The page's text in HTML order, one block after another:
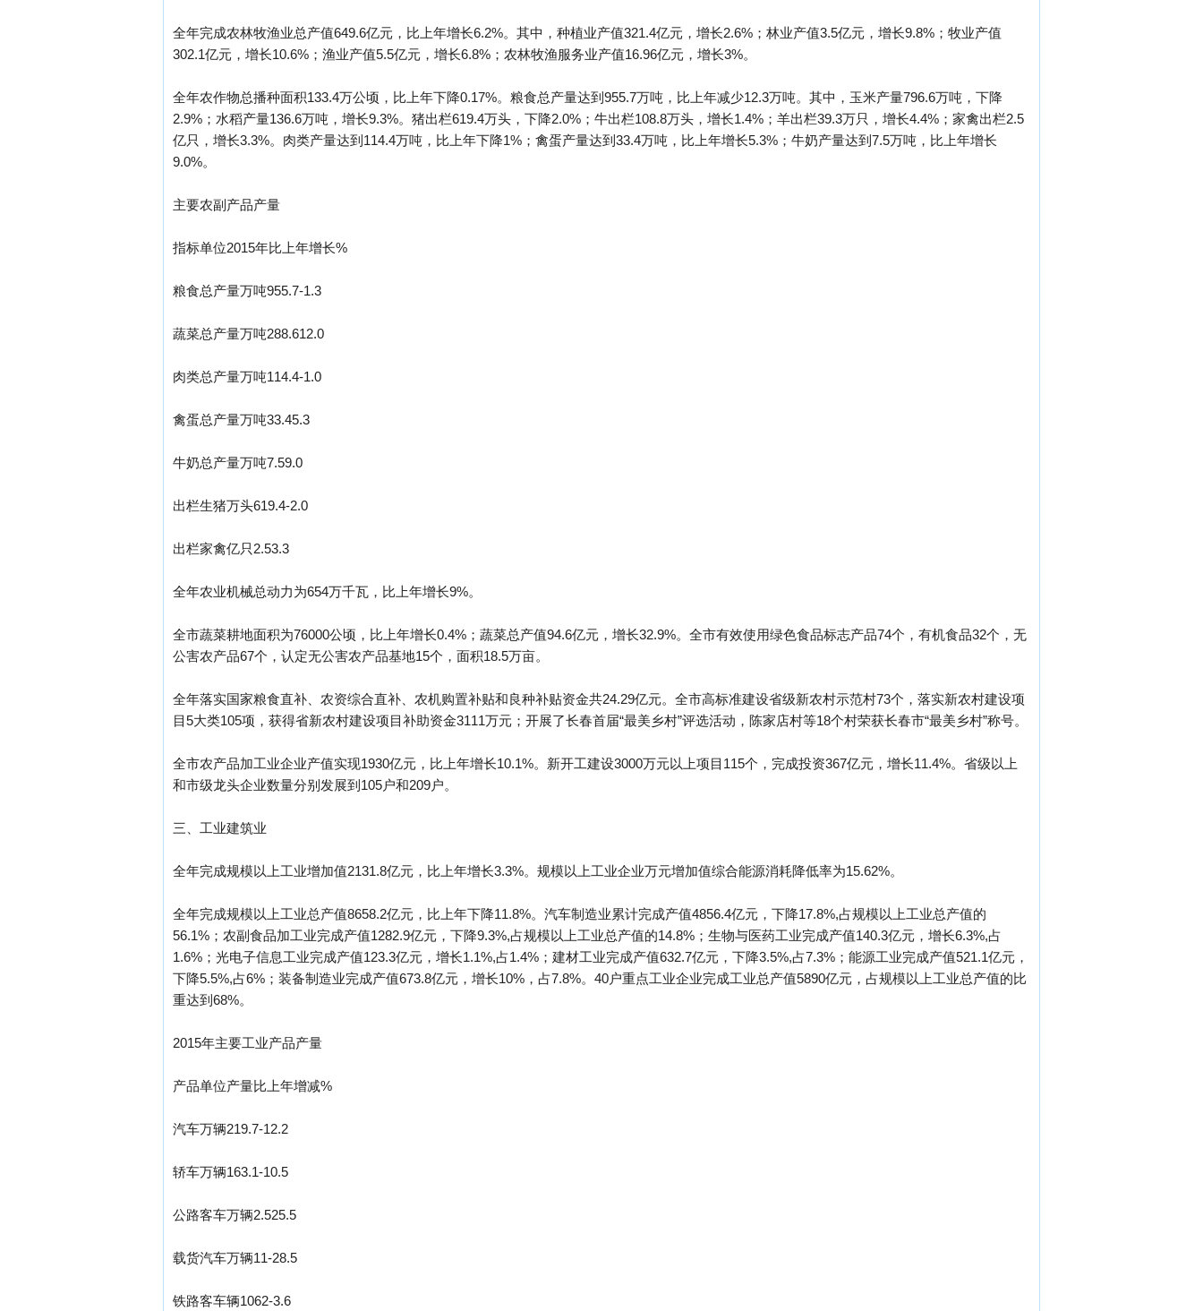
全年完成农林牧渔业总产值649.6亿元，比上年增长6.2%。其中，种植业产值321.4亿元，增长2.6%；林业产值3.5亿元，增长9.8%；牧业产值
302.1亿元，增长10.6%；渔业产值5.5亿元，增长6.8%；农林牧渔服务业产值16.96亿元，增长3%。
全年农作物总播种面积133.4万公顷，比上年下降0.17%。粮食总产量达到955.7万吨，比上年减少12.3万吨。其中，玉米产量796.6万吨，下降
2.9%；水稻产量136.6万吨，增长9.3%。猪出栏619.4万头，下降2.0%；牛出栏108.8万头，增长1.4%；羊出栏39.3万只，增长4.4%；家禽出栏2.5
亿只，增长3.3%。肉类产量达到114.4万吨，比上年下降1%；禽蛋产量达到33.4万吨，比上年增长5.3%；牛奶产量达到7.5万吨，比上年增长
9.0%。
主要农副产品产量
指标单位2015年比上年增长%
粮食总产量万吨955.7-1.3
蔬菜总产量万吨288.612.0
肉类总产量万吨114.4-1.0
禽蛋总产量万吨33.45.3
牛奶总产量万吨7.59.0
出栏生猪万头619.4-2.0
出栏家禽亿只2.53.3
全年农业机械总动力为654万千瓦，比上年增长9%。
全市蔬菜耕地面积为76000公顷，比上年增长0.4%；蔬菜总产值94.6亿元，增长32.9%。全市有效使用绿色食品标志产品74个，有机食品32个，无
公害农产品67个，认定无公害农产品基地15个，面积18.5万亩。
全年落实国家粮食直补、农资综合直补、农机购置补贴和良种补贴资金共24.29亿元。全市高标准建设省级新农村示范村73个，落实新农村建设项
目5大类105项，获得省新农村建设项目补助资金3111万元；开展了长春首届“最美乡村”评选活动，陈家店村等18个村荣获长春市“最美乡村”称号。
全市农产品加工业企业产值实现1930亿元，比上年增长10.1%。新开工建设3000万元以上项目115个，完成投资367亿元，增长11.4%。省级以上
和市级龙头企业数量分别发展到105户和209户。
三、工业建筑业
全年完成规模以上工业增加值2131.8亿元，比上年增长3.3%。规模以上工业企业万元增加值综合能源消耗降低率为15.62%。
全年完成规模以上工业总产值8658.2亿元，比上年下降11.8%。汽车制造业累计完成产值4856.4亿元，下降17.8%,占规模以上工业总产值的
56.1%；农副食品加工业完成产值1282.9亿元，下降9.3%,占规模以上工业总产值的14.8%；生物与医药工业完成产值140.3亿元，增长6.3%,占
1.6%；光电子信息工业完成产值123.3亿元，增长1.1%,占1.4%；建材工业完成产值632.7亿元，下降3.5%,占7.3%；能源工业完成产值521.1亿元，
下降5.5%,占6%；装备制造业完成产值673.8亿元，增长10%，占7.8%。40户重点工业企业完成工业总产值5890亿元，占规模以上工业总产值的比
重达到68%。
2015年主要工业产品产量
产品单位产量比上年增减%
汽车万辆219.7-12.2
轿车万辆163.1-10.5
公路客车万辆2.525.5
载货汽车万辆11-28.5
铁路客车辆1062-3.6